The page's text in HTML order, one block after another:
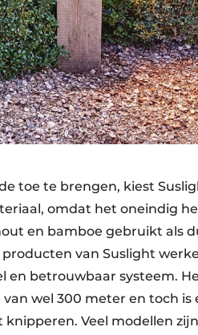
toe te brengen, kiest
omdat het oneindig
en bamboe gebruikt als
van Suslight
en betrouwbaar systeem.
wel 300 meter en toch is
Veel modellen